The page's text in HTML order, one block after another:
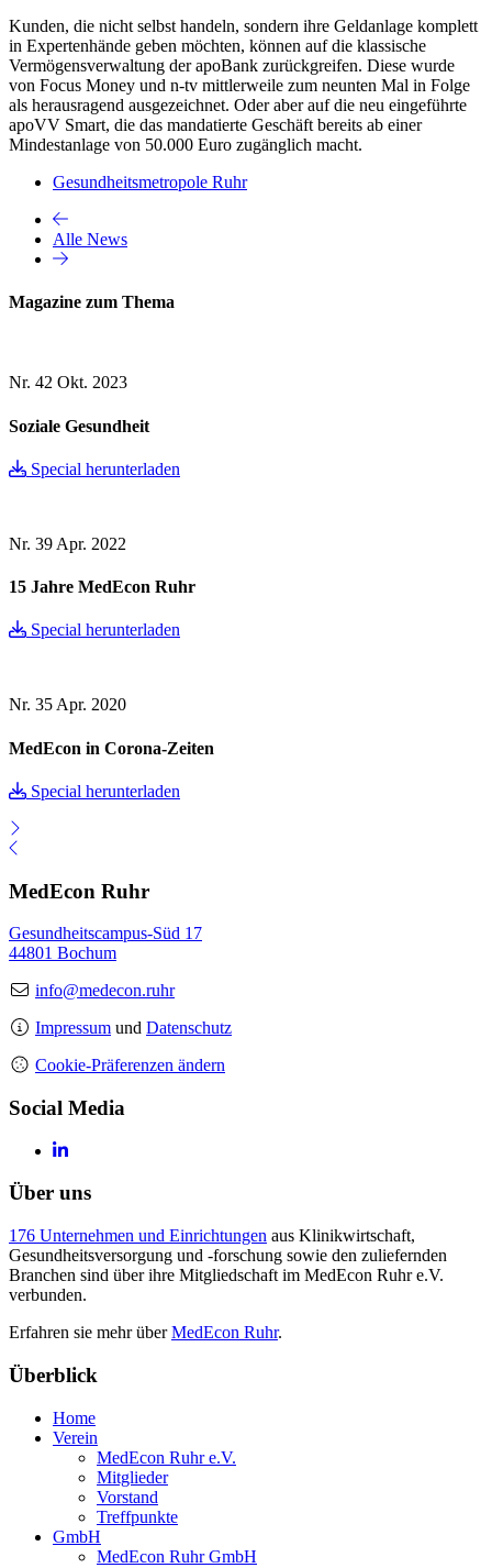
Kunden, die nicht selbst handeln, sondern ihre Geldanlage komplett
in Expertenhände geben möchten, können auf die klassische
Vermögensverwaltung der apoBank zurückgreifen. Diese wurde
von Focus Money und n-tv mittlerweile zum neunten Mal in Folge
als herausragend ausgezeichnet. Oder aber auf die neu eingeführte
apoVV Smart, die das mandatierte Geschäft bereits ab einer
Mindestanlage von 50.000 Euro zugänglich macht.
Gesundheitsmetropole Ruhr
Alle News
Magazine zum Thema
Nr. 42 Okt. 2023
Soziale Gesundheit
Special herunterladen
Nr. 39 Apr. 2022
15 Jahre MedEcon Ruhr
Special herunterladen
Nr. 35 Apr. 2020
MedEcon in Corona-Zeiten
Special herunterladen
MedEcon Ruhr
Gesundheitscampus-Süd 17
44801 Bochum
info@medecon.ruhr
Impressum und Datenschutz
Cookie-Präferenzen ändern
Social Media
Über uns
176 Unternehmen und Einrichtungen aus Klinikwirtschaft,
Gesundheitsversorgung und -forschung sowie den zuliefernden
Branchen sind über ihre Mitgliedschaft im MedEcon Ruhr e.V.
verbunden.
Erfahren sie mehr überMedEcon Ruhr.
Überblick
Home
Verein
MedEcon Ruhr e.V.
Mitglieder
Vorstand
Treffpunkte
GmbH
MedEcon Ruhr GmbH